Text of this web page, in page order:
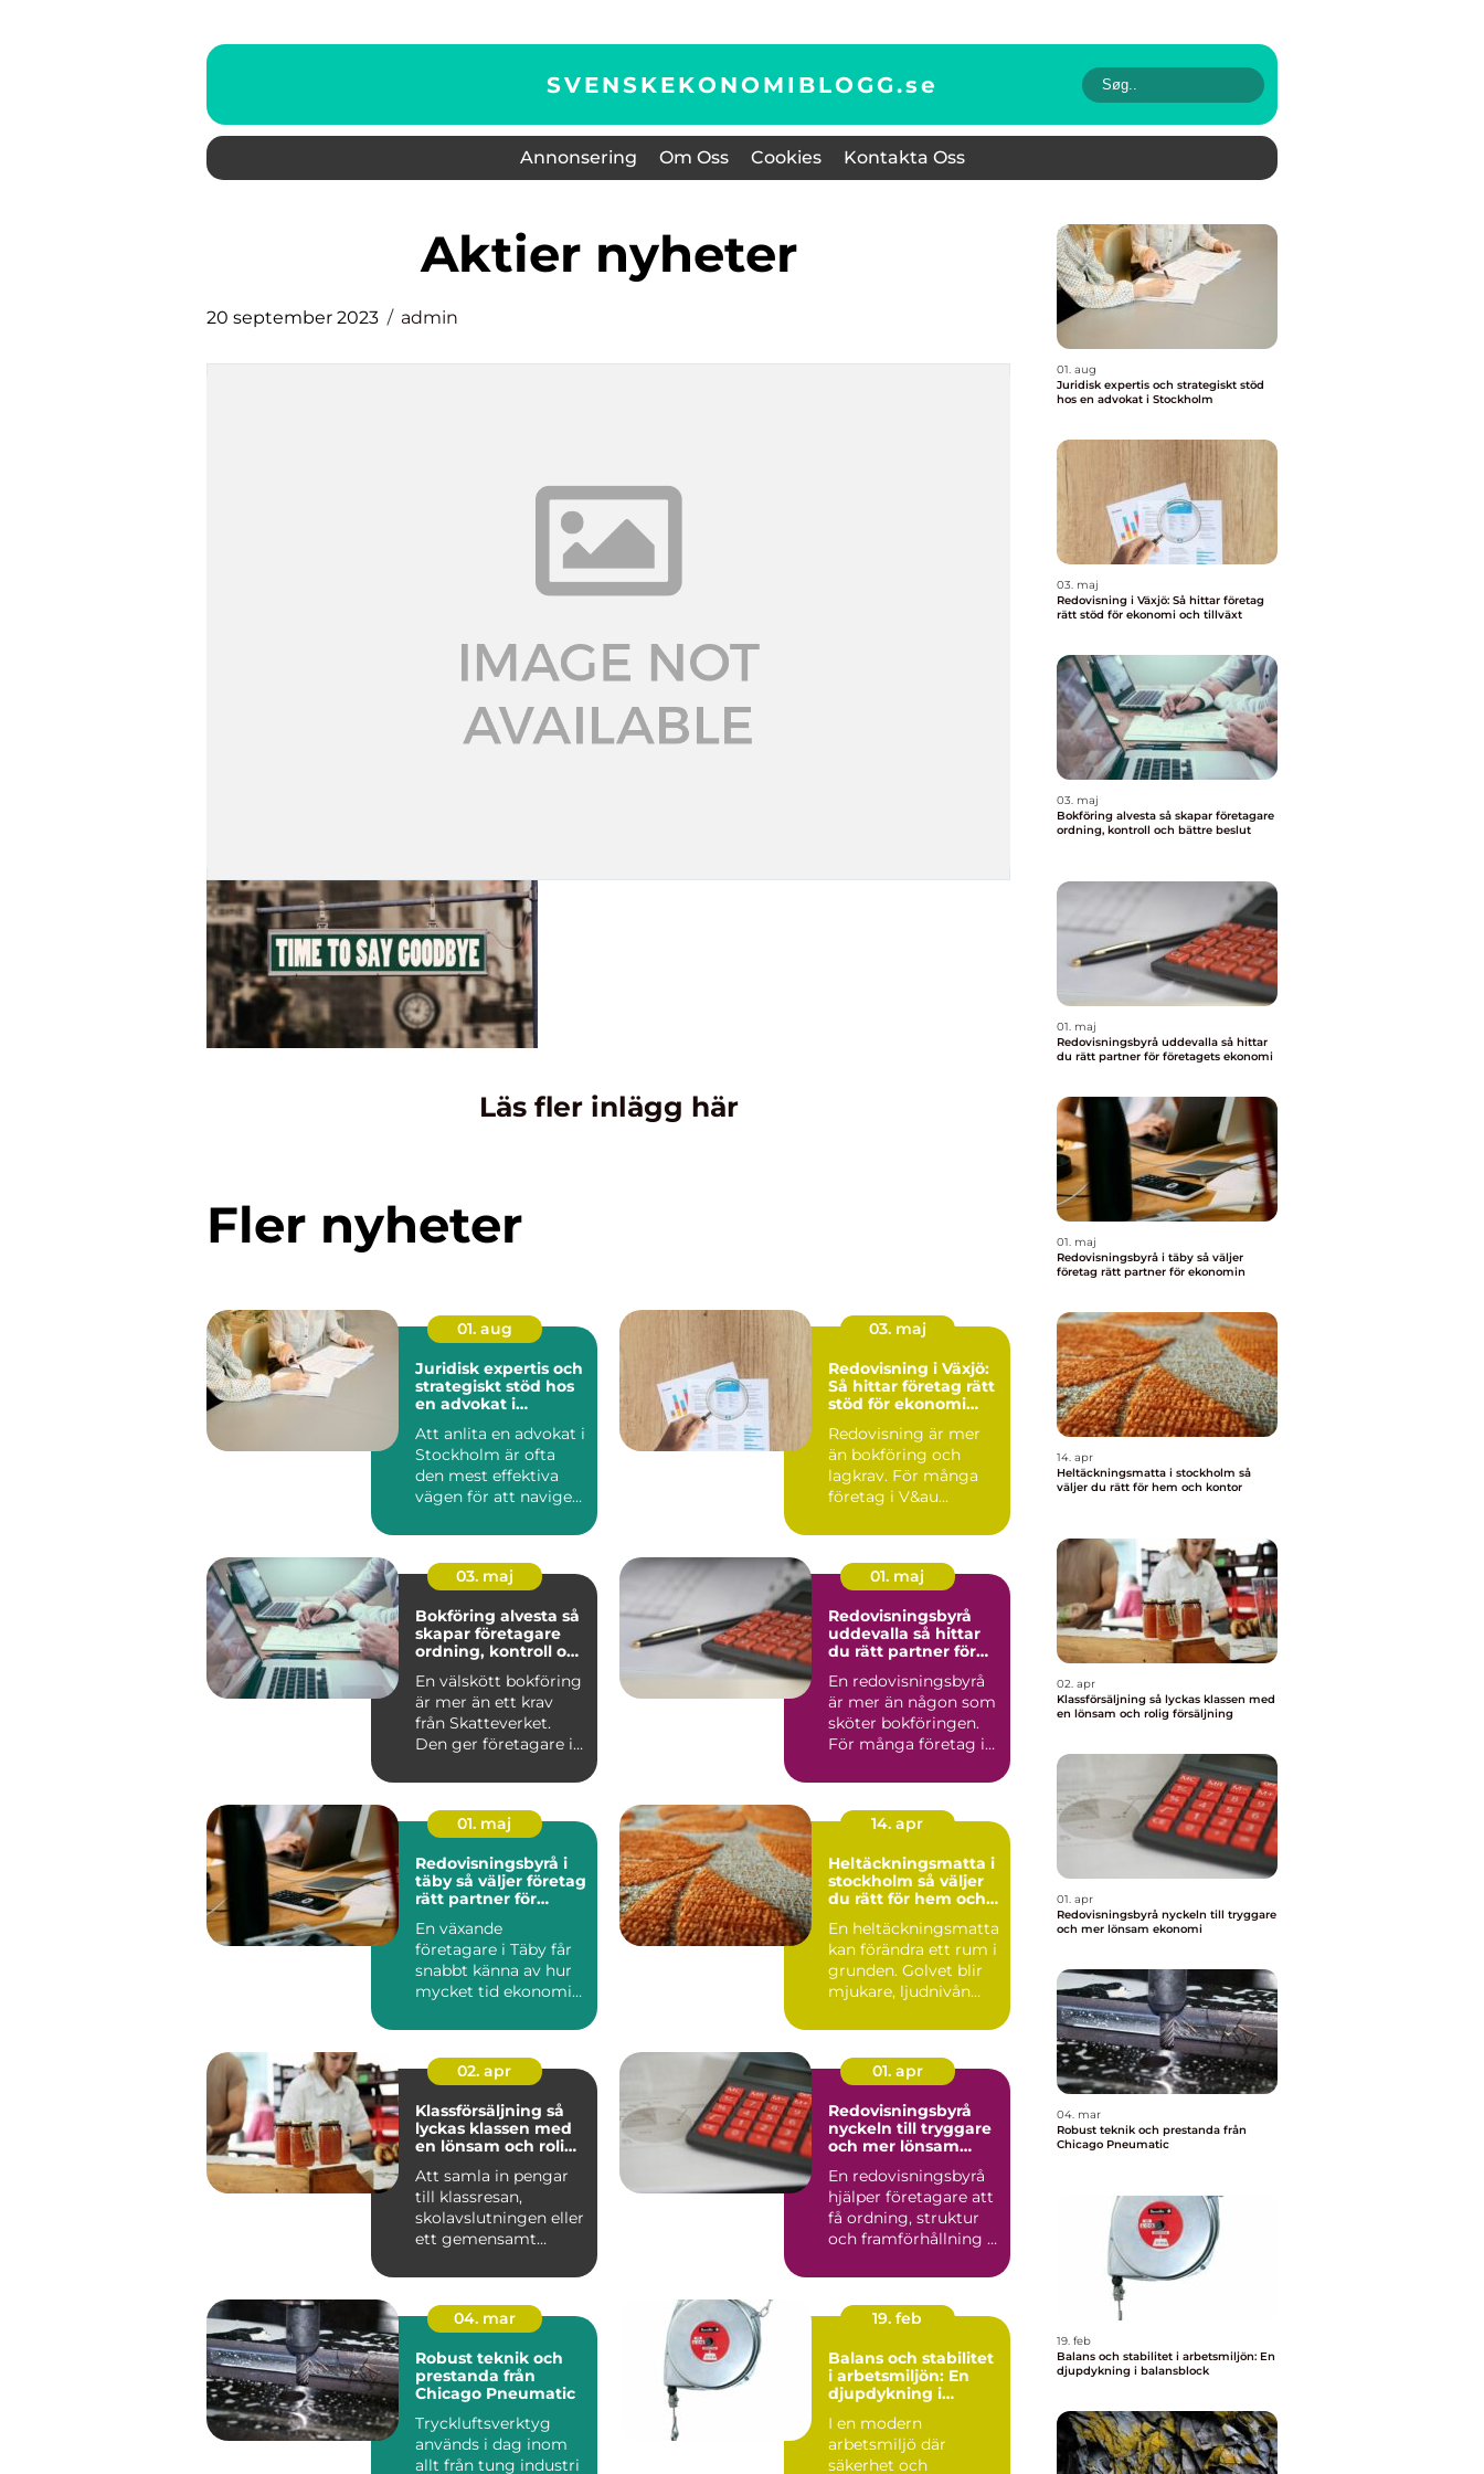
SVENSKEKONOMIBLOGG.se
Annonsering Om Oss Cookies Kontakta Oss
aktier nyheter
20 september 2023 admin
Läs fler inlägg här
Fler nyheter
01. aug
Juridisk expertis och
strategiskt stöd hos
en advokat i
Att anlita en advokat i
Stockholm är ofta
den mest effektiva
vägen för att navigera
03. maj
Redovisning i Växjö:
Så hittar företag rätt
stöd för ekonomi
Redovisning är mer
än bokföring och
lagkrav. För många
företag i V&au...
03. maj
Bokföring alvesta så
skapar företagare
ordning, kontroll och
En välskött bokföring
är mer än ett krav
från Skatteverket.
Den ger företagare i
01. maj
Redovisningsbyrå
uddevalla så hittar
du rätt partner för
En redovisningsbyrå
är mer än någon som
sköter bokföringen.
För många företag i
01. maj
Redovisningsbyrå i
täby så väljer företag
rätt partner för
En växande
företagare i Täby får
snabbt känna av hur
mycket tid ekonomin
löpande red...
14. apr
Heltäckningsmatta i
stockholm så väljer
du rätt för hem och
En heltäckningsmatta
kan förändra ett rum i
grunden. Golvet blir
mjukare, ljudnivån
02. apr
Klassförsäljning så
lyckas klassen med
en lönsam och rolig
Att samla in pengar
till klassresan,
skolavslutningen eller
ett gemensamt
natu...
01. apr
Redovisningsbyrå
nyckeln till tryggare
och mer lönsam
En redovisningsbyrå
hjälper företagare att
få ordning, struktur
och framförhållning i
04. mar
Robust teknik och
prestanda från
Chicago Pneumatic
Tryckluftsverktyg
används i dag inom
allt från tung industri
19. feb
Balans och stabilitet
i arbetsmiljön: En
djupdykning i
I en modern
arbetsmiljö där
säkerhet och
01. aug
Juridisk expertis och strategiskt stöd
hos en advokat i Stockholm
03. maj
Redovisning i Växjö: Så hittar företag
rätt stöd för ekonomi och tillväxt
03. maj
Bokföring alvesta så skapar företagare
ordning, kontroll och bättre beslut
01. maj
Redovisningsbyrå uddevalla så hittar
du rätt partner för företagets ekonomi
01. maj
Redovisningsbyrå i täby så väljer
företag rätt partner för ekonomin
14. apr
Heltäckningsmatta i stockholm så
väljer du rätt för hem och kontor
02. apr
Klassförsäljning så lyckas klassen med
en lönsam och rolig försäljning
01. apr
Redovisningsbyrå nyckeln till tryggare
och mer lönsam ekonomi
04. mar
Robust teknik och prestanda från
Chicago Pneumatic
19. feb
Balans och stabilitet i arbetsmiljön: En
djupdykning i balansblock